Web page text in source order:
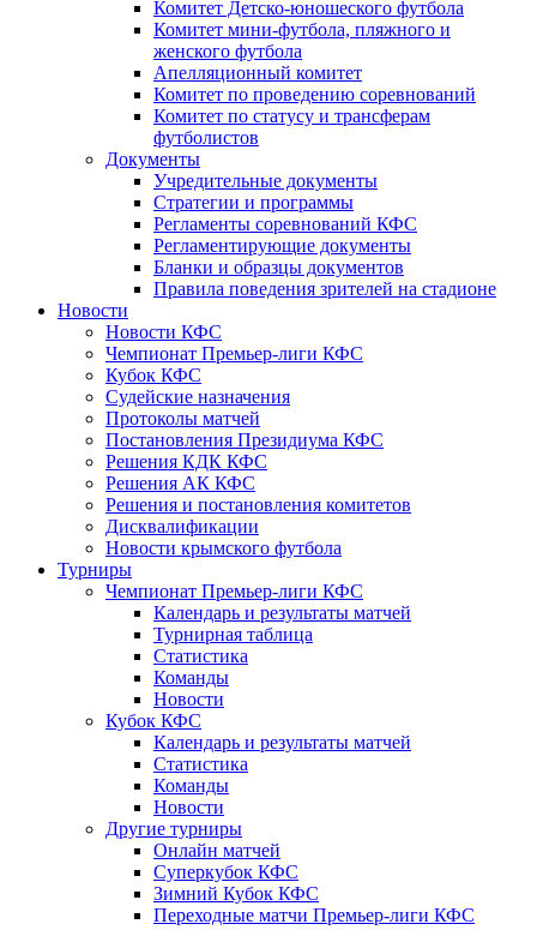
Комитет Детско-юношеского футбола
Комитет мини-футбола, пляжного и
женского футбола
Апелляционный комитет
Комитет по проведению соревнований
Комитет по статусу и трансферам
футболистов
Документы
Учредительные документы
Стратегии и программы
Регламенты соревнований КФС
Регламентирующие документы
Бланки и образцы документов
Правила поведения зрителей на стадионе
Новости
Новости КФС
Чемпионат Премьер-лиги КФС
Кубок КФС
Судейские назначения
Протоколы матчей
Постановления Президиума КФС
Решения КДК КФС
Решения АК КФС
Решения и постановления комитетов
Дисквалификации
Новости крымского футбола
Турниры
Чемпионат Премьер-лиги КФС
Календарь и результаты матчей
Турнирная таблица
Статистика
Команды
Новости
Кубок КФС
Календарь и результаты матчей
Статистика
Команды
Новости
Другие турниры
Онлайн матчей
Суперкубок КФС
Зимний Кубок КФС
Переходные матчи Премьер-лиги КФС